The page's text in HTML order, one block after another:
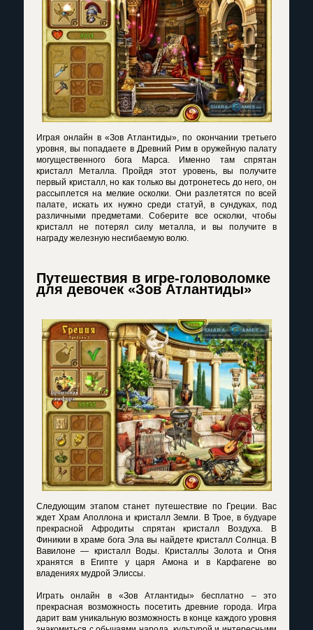
Играя онлайн в «Зов Атлантиды», по окончании третьего
уровня, вы попадаете в Древний Рим в оружейную палату
могущественного бога Марса. Именно там спрятан
кристалл Металла. Пройдя этот уровень, вы получите
первый кристалл, но как только вы дотронетесь до него, он
рассыплется на мелкие осколки. Они разлетятся по всей
палате, искать их нужно среди статуй, в сундуках, под
различными предметами. Соберите все осколки, чтобы
кристалл не потерял силу металла, и вы получите в
награду железную несгибаемую волю.
Путешествия в игре-головоломке
для девочек «Зов Атлантиды»
Следующим этапом станет путешествие по Греции. Вас
ждет Храм Аполлона и кристалл Земли. В Трое, в будуаре
прекрасной Афродиты спрятан кристалл Воздуха. В
Финикии в храме бога Эла вы найдете кристалл Солнца. В
Вавилоне — кристалл Воды. Кристаллы Золота и Огня
хранятся в Египте у царя Амона и в Карфагене во
владениях мудрой Элиссы.
Играть онлайн в «Зов Атлантиды» бесплатно – это
прекрасная возможность посетить древние города. Игра
дарит вам уникальную возможность в конце каждого уровня